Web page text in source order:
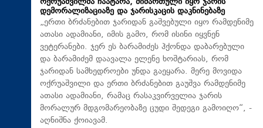
დემორალიზაციაზე და ჯარისკაცის დაკნინებაზე
„ერთი ბრძანებით ჯარიდან გაშვებული იყო რამდენიმე
ათასი ადამიანი, იმის გამო, რომ ისინი იყვნენ
ვეტერანები. ჯერ ეს ბარამიძეს ჰქონდა დაბარებული
და ბარამიძემ დაავალა ელენე ხოშტარიას, რომ
ჯარიდან სამხედროები უნდა გაეყარა. მერე მოვიდა
ოქრუაშვილი და ერთი ბრძანებით გაუშვა რამდენიმე
ათასი ადამიანი, რამაც რასაკვირველია ჯარის
მორალურ მდგომარეობაზე ცუდი შედეგი გამოიღო“, -
აღნიშნა ქოიავამ.